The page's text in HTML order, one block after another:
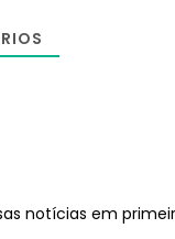
notícias em